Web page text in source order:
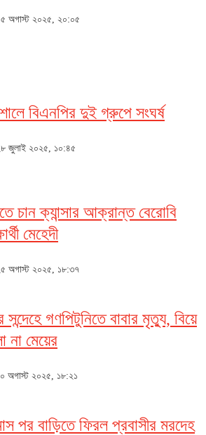
অগাস্ট ২০২৫, ২০:০৫
বিএনপির দুই গ্রুপে সংঘর্ষ
জুলাই ২০২৫, ১০:৪৫
চান ক্যান্সার আক্রান্ত বেরোবি
মেহেদী
অগাস্ট ২০২৫, ১৮:৩৭
সন্দেহে গণপিটুনিতে বাবার মৃত্যু, বিয়ে
না মেয়ের
অগাস্ট ২০২৫, ১৮:২১
পর বাড়িতে ফিরল প্রবাসীর মরদেহ